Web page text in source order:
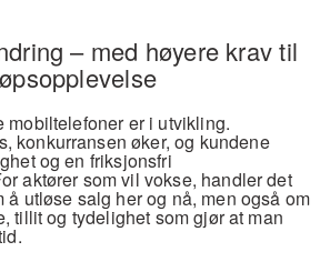
– med høyere krav til
mobiltelefoner er i utvikling.
konkurransen øker, og kundene
og en friksjonsfri
aktører som vil vokse, handler det
å utløse salg her og nå, men også om
tillit og tydelighet som gjør at man